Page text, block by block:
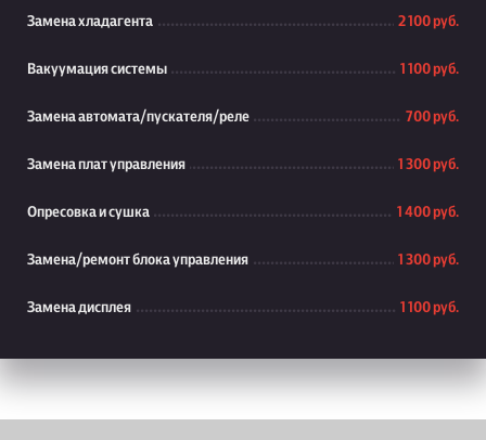
Замена хладагента 2 100 руб.
Вакуумация системы 1 100 руб.
Замена автомата/пускателя/реле 700 руб.
Замена плат управления 1 300 руб.
Опресовка и сушка 1 400 руб.
Замена/ремонт блока управления 1 300 руб.
Замена дисплея 1 100 руб.